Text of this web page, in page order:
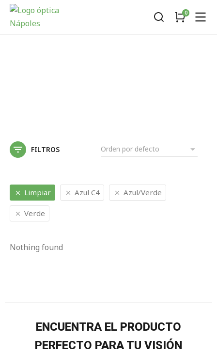
FILTROS
Limpiar Azul C4 Azul/Verde
Verde
Nothing found
ENCUENTRA EL PRODUCTO
PERFECTO PARA TU VISIÓN